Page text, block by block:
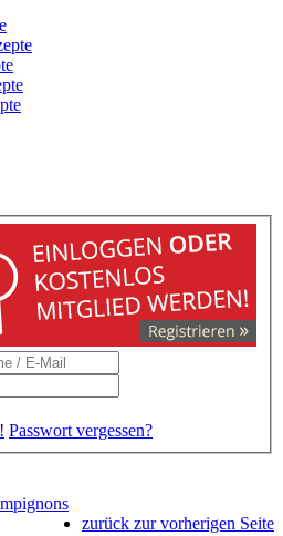
Passwort vergessen?
zurück zur vorherigen Seite